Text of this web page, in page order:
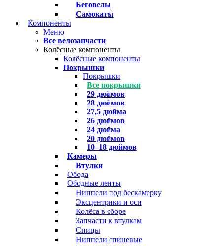
Беговелы
Самокаты
Компоненты
Меню
Все велозапчасти
Колёсные компоненты
Колёсные компоненты
Покрышки
Покрышки
Все покрышки
29 дюймов
28 дюймов
27,5 дюйма
26 дюймов
24 дюйма
20 дюймов
10–18 дюймов
Камеры
Втулки
Обода
Ободные ленты
Ниппели под бескамерку
Эксцентрики и оси
Колёса в сборе
Запчасти к втулкам
Спицы
Ниппели спицевые